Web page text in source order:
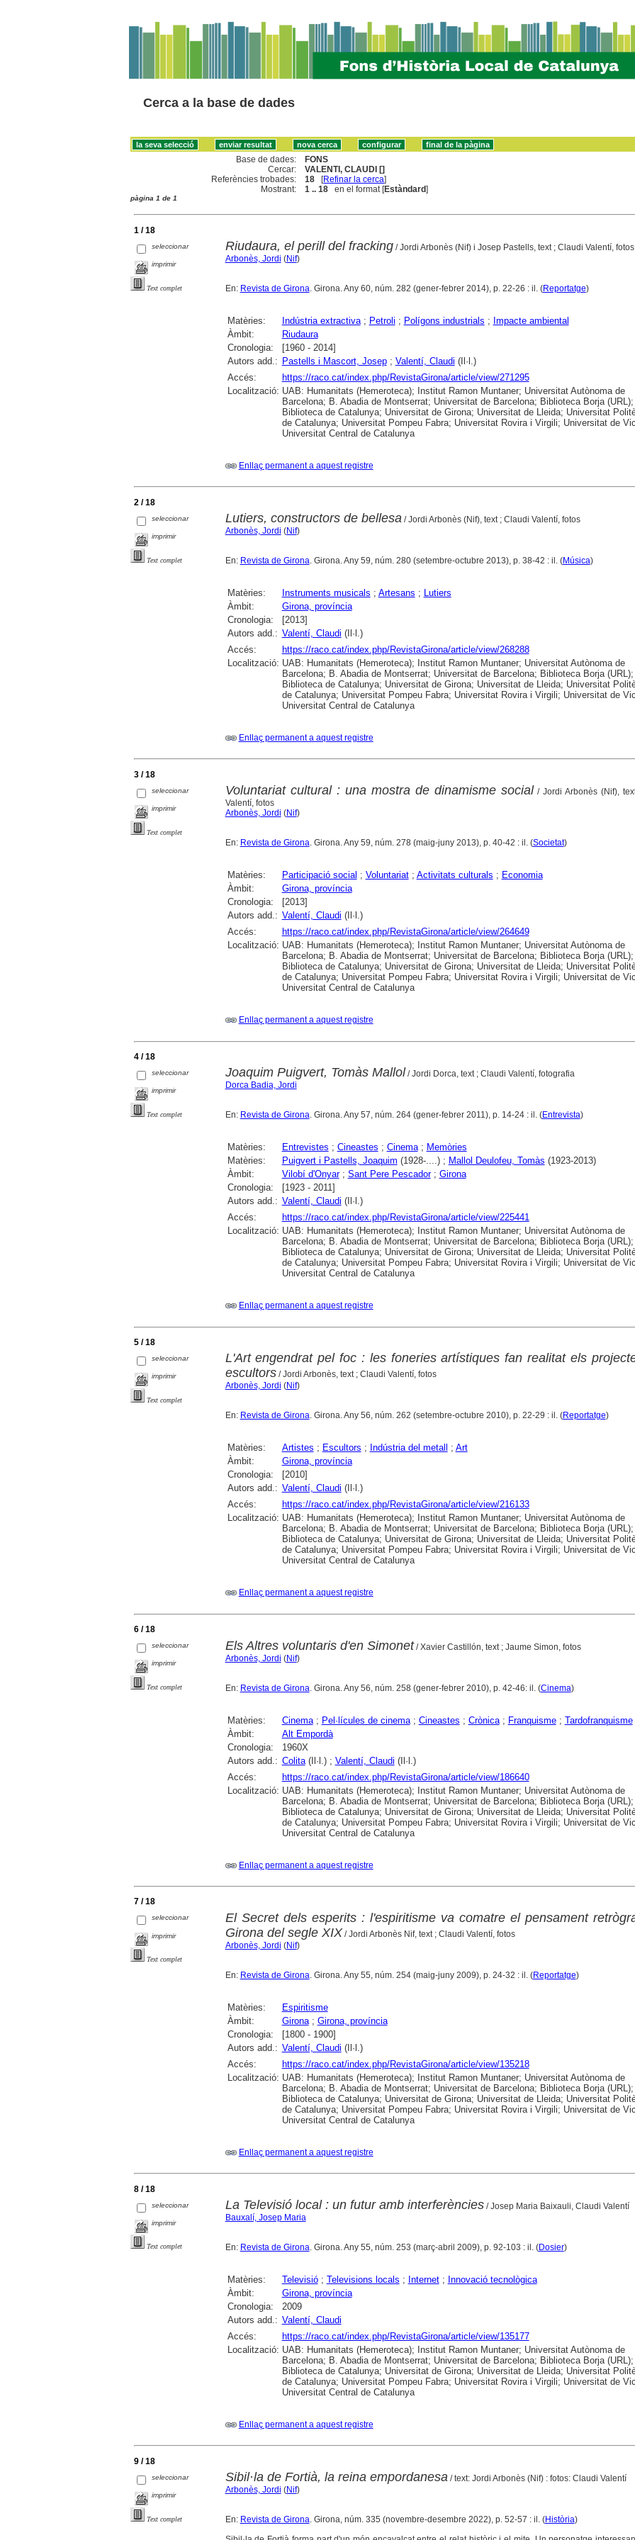
Cerca a la base de dades
Base de dades:
FONS
Cercar:
VALENTI, CLAUDI []
Referències trobades:
18 [Refinar la cerca]
Mostrant:
1 .. 18 en el format [Estàndard]
pàgina 1 de 1
1 / 18
seleccionar
imprimir
Text complet
Riudaura, el perill del fracking/ Jordi Arbonès (Nif) i Josep Pastells, text ; Claudi Valentí, fotos
Arbonès, Jordi (Nif)
En: Revista de Girona. Girona. Any 60, núm. 282 (gener-febrer 2014), p. 22-26 : il. (Reportatge)
Matèries: Indústria extractiva; Petroli ; Polígons industrials ; Impacte ambiental
Àmbit:
Riudaura
Cronologia:
[1960 - 2014]
Autors add.: Pastells i Mascort, Josep; Valentí, Claudi (Il·l.)
Accés:
https://raco.cat/index.php/RevistaGirona/article/view/271295
Localització: UAB: Humanitats (Hemeroteca); Institut Ramon Muntaner; Universitat Autònoma de
Barcelona; B. Abadia de Montserrat; Universitat de Barcelona; Biblioteca Borja (URL);
Biblioteca de Catalunya; Universitat de Girona; Universitat de Lleida; Universitat
de Catalunya; Universitat Pompeu Fabra; Universitat Rovira i Virgili; Universitat de
Universitat Central de Catalunya
Enllaç permanent a aquest registre
2 / 18
seleccionar
imprimir
Text complet
Lutiers, constructors de bellesa/ Jordi Arbonès (Nif), text ; Claudi Valentí, fotos
Arbonès, Jordi (Nif)
En: Revista de Girona. Girona. Any 59, núm. 280 (setembre-octubre 2013), p. 38-42 : il. (Música)
Matèries: Instruments musicals ; Artesans ; Lutiers
Àmbit:
Girona, província
Cronologia:
[2013]
Autors add.: Valentí, Claudi (Il·l.)
Accés:
https://raco.cat/index.php/RevistaGirona/article/view/268288
Localització: UAB: Humanitats (Hemeroteca); Institut Ramon Muntaner; Universitat Autònoma de
Barcelona; B. Abadia de Montserrat; Universitat de Barcelona; Biblioteca Borja (URL);
Biblioteca de Catalunya; Universitat de Girona; Universitat de Lleida; Universitat
de Catalunya; Universitat Pompeu Fabra; Universitat Rovira i Virgili; Universitat de
Universitat Central de Catalunya
Enllaç permanent a aquest registre
3 / 18
seleccionar
imprimir
Text complet
Voluntariat cultural : una mostra de dinamisme social / Jordi Arbonès (Nif),
Valentí, fotos
Arbonès, Jordi (Nif)
En: Revista de Girona. Girona. Any 59, núm. 278 (maig-juny 2013), p. 40-42 : il. (Societat)
Matèries: Participació social ; Voluntariat; Activitats culturals ; Economia
Àmbit:
Girona, província
Cronologia:
[2013]
Autors add.: Valentí, Claudi (Il·l.)
Accés:
https://raco.cat/index.php/RevistaGirona/article/view/264649
Localització: UAB: Humanitats (Hemeroteca); Institut Ramon Muntaner; Universitat Autònoma de
Barcelona; B. Abadia de Montserrat; Universitat de Barcelona; Biblioteca Borja (URL);
Biblioteca de Catalunya; Universitat de Girona; Universitat de Lleida; Universitat
de Catalunya; Universitat Pompeu Fabra; Universitat Rovira i Virgili; Universitat de
Universitat Central de Catalunya
Enllaç permanent a aquest registre
4 / 18
seleccionar
imprimir
Text complet
Joaquim Puigvert, Tomàs Mallol/ Jordi Dorca, text ; Claudi Valentí, fotografia
Dorca Badia, Jordi
En: Revista de Girona. Girona. Any 57, núm. 264 (gener-febrer 2011), p. 14-24 : il. (Entrevista)
Matèries: Entrevistes ; Cineastes ; Cinema; Memòries
Matèries:
Puigvert i Pastells, Joaquim (1928-....) ; Mallol Deulofeu, Tomàs (1923-2013)
Àmbit:
Vilobí d'Onyar; Sant Pere Pescador; Girona
Cronologia:
[1923 - 2011]
Autors add.: Valentí, Claudi (Il·l.)
Accés:
https://raco.cat/index.php/RevistaGirona/article/view/225441
Localització: UAB: Humanitats (Hemeroteca); Institut Ramon Muntaner; Universitat Autònoma de
Barcelona; B. Abadia de Montserrat; Universitat de Barcelona; Biblioteca Borja (URL);
Biblioteca de Catalunya; Universitat de Girona; Universitat de Lleida; Universitat
de Catalunya; Universitat Pompeu Fabra; Universitat Rovira i Virgili; Universitat de
Universitat Central de Catalunya
Enllaç permanent a aquest registre
5 / 18
seleccionar
imprimir
Text complet
L'Art engendrat pel foc : les foneries artístiques fan realitat els
escultors/ Jordi Arbonès, text ; Claudi Valentí, fotos
Arbonès, Jordi (Nif)
En: Revista de Girona. Girona. Any 56, núm. 262 (setembre-octubre 2010), p. 22-29 : il. (Reportatge)
Matèries: Artistes ; Escultors ; Indústria del metall ; Art
Àmbit:
Girona, província
Cronologia:
[2010]
Autors add.: Valentí, Claudi (Il·l.)
Accés:
https://raco.cat/index.php/RevistaGirona/article/view/216133
Localització: UAB: Humanitats (Hemeroteca); Institut Ramon Muntaner; Universitat Autònoma de
Barcelona; B. Abadia de Montserrat; Universitat de Barcelona; Biblioteca Borja (URL);
Biblioteca de Catalunya; Universitat de Girona; Universitat de Lleida; Universitat
de Catalunya; Universitat Pompeu Fabra; Universitat Rovira i Virgili; Universitat de
Universitat Central de Catalunya
Enllaç permanent a aquest registre
6 / 18
seleccionar
imprimir
Text complet
Els Altres voluntaris d'en Simonet/ Xavier Castillón, text ; Jaume Simon, fotos
Arbonès, Jordi (Nif)
En: Revista de Girona . Girona. Any 56, núm. 258 (gener-febrer 2010), p. 42-46: il. (Cinema)
Matèries: Cinema; Pel·lícules de cinema; Cineastes ; Crònica; Franquisme; Tardofranquisme
Àmbit:
Alt Empordà
Cronologia:
1960X
Autors add.: Colita(Il·l.) ; Valentí, Claudi (Il·l.)
Accés:
https://raco.cat/index.php/RevistaGirona/article/view/186640
Localització: UAB: Humanitats (Hemeroteca); Institut Ramon Muntaner; Universitat Autònoma de
Barcelona; B. Abadia de Montserrat; Universitat de Barcelona; Biblioteca Borja (URL);
Biblioteca de Catalunya; Universitat de Girona; Universitat de Lleida; Universitat
de Catalunya; Universitat Pompeu Fabra; Universitat Rovira i Virgili; Universitat de
Universitat Central de Catalunya
Enllaç permanent a aquest registre
7 / 18
seleccionar
imprimir
Text complet
El Secret dels esperits : l'espiritisme va comatre el pensament
Girona del segle XIX / Jordi Arbonès Nif, text ; Claudi Valentí, fotos
Arbonès, Jordi (Nif)
En: Revista de Girona . Girona. Any 55, núm. 254 (maig-juny 2009), p. 24-32 : il. (Reportatge)
Matèries:
Espiritisme
Àmbit:
Girona; Girona, província
Cronologia:
[1800 - 1900]
Autors add.: Valentí, Claudi (Il·l.)
Accés:
https://raco.cat/index.php/RevistaGirona/article/view/135218
Localització: UAB: Humanitats (Hemeroteca); Institut Ramon Muntaner; Universitat Autònoma de
Barcelona; B. Abadia de Montserrat; Universitat de Barcelona; Biblioteca Borja (URL);
Biblioteca de Catalunya; Universitat de Girona; Universitat de Lleida; Universitat
de Catalunya; Universitat Pompeu Fabra; Universitat Rovira i Virgili; Universitat de
Universitat Central de Catalunya
Enllaç permanent a aquest registre
8 / 18
seleccionar
imprimir
Text complet
La Televisió local : un futur amb interferències/ Josep Maria Baixauli, Claudi Valentí
Bauxalí, Josep Maria
En: Revista de Girona . Girona. Any 55, núm. 253 (març-abril 2009), p. 92-103 : il. (Dosier)
Matèries: Televisió; Televisions locals ; Internet; Innovació tecnològica
Àmbit:
Girona, província
Cronologia:
2009
Autors add.: Valentí, Claudi
Accés:
https://raco.cat/index.php/RevistaGirona/article/view/135177
Localització: UAB: Humanitats (Hemeroteca); Institut Ramon Muntaner; Universitat Autònoma de
Barcelona; B. Abadia de Montserrat; Universitat de Barcelona; Biblioteca Borja (URL);
Biblioteca de Catalunya; Universitat de Girona; Universitat de Lleida; Universitat
de Catalunya; Universitat Pompeu Fabra; Universitat Rovira i Virgili; Universitat de
Universitat Central de Catalunya
Enllaç permanent a aquest registre
9 / 18
seleccionar
imprimir
Text complet
Sibil·la de Fortià, la reina empordanesa/ text: Jordi Arbonès (Nif) : fotos: Claudi Valentí
Arbonès, Jordi (Nif)
En: Revista de Girona. Girona, núm. 335 (novembre-desembre 2022), p. 52-57 : il. (Història)